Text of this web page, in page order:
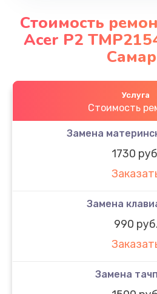
Стоимость
Acer P2
Услуга
Стоимость
Замена
1730
Замена
990 руб.
Замена